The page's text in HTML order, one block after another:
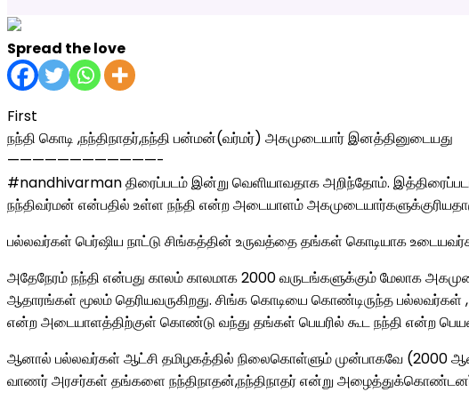
Spread the love
First
நந்தி கொடி ,நந்திநாதர்,நந்தி பன்மன்(வர்மர்) அகமுடையார் இனத்தினுடையது
————————————-
#nandhivarman திரைப்படம் இன்று வெளியாவதாக அறிந்தோம்.
நந்திவர்மன் என்பதில் உள்ள நந்தி என்ற அடையாளம்
பல்லவர்கள் பெர்ஷிய நாட்டு சிங்கத்தின் உருவத்தை தங்கள் கொடியாக
அதேநேரம் நந்தி என்பது காலம் காலமாக 2000 வருடங்களுக்கும் மேலாக
ஆதாரங்கள் மூலம் தெரியவருகிறது. சிங்க கொடியை கொண்டிருந்த
என்ற அடையாளத்திற்குள் கொண்டு வந்து தங்கள் பெயரில் கூட நந்தி என்ற
ஆனால் பல்லவர்கள் ஆட்சி தமிழகத்தில் நிலைகொள்ளும் முன்பாகவே (2000
வாணர் அரசர்கள் தங்களை நந்திநாதன்,நந்திநாதர் என்று